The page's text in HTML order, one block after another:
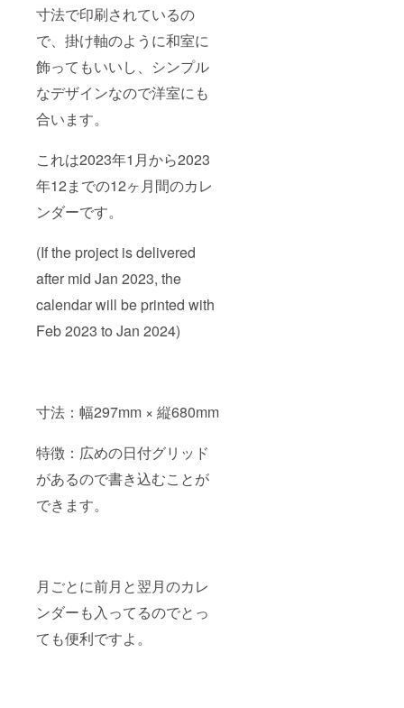
寸法で印刷されているの
で、掛け軸のように和室に
飾ってもいいし、シンプル
なデザインなので洋室にも
合います。
これは2023年1月から2023
年12までの12ヶ月間のカレ
ンダーです。
(If the project is delivered
after mid Jan 2023, the
calendar will be printed with
Feb 2023 to Jan 2024)
寸法：幅297mm × 縦680mm
特徴：広めの日付グリッド
があるので書き込むことが
できます。
月ごとに前月と翌月のカレ
ンダーも入ってるのでとっ
ても便利ですよ。